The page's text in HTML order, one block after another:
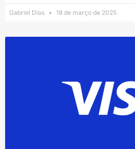
Gabriel Dias 18 de março de 2025